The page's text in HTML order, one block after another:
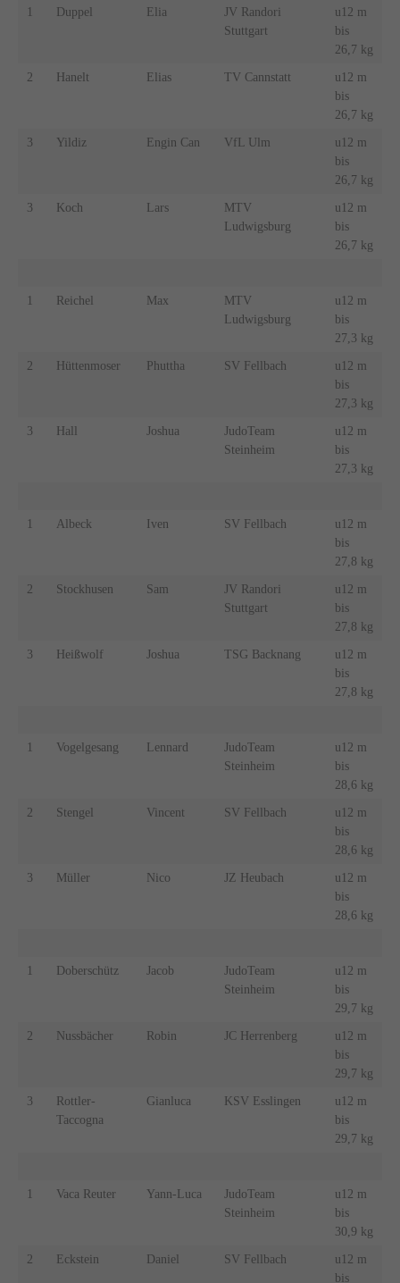
1 Duppel Elia
JV Randori
Stuttgart
u12 m
bis
26,7 kg
2 Hanelt Elias TV Cannstatt
u12 m
bis
26,7 kg
3 Yildiz Engin Can VfL Ulm
u12 m
bis
26,7 kg
3 Koch Lars
MTV
Ludwigsburg
u12 m
bis
26,7 kg
1 Reichel Max
MTV
Ludwigsburg
u12 m
bis
27,3 kg
2 Hüttenmoser Phuttha SV Fellbach
u12 m
bis
27,3 kg
3 Hall Joshua
JudoTeam
Steinheim
u12 m
bis
27,3 kg
1 Albeck Iven SV Fellbach
u12 m
bis
27,8 kg
2 Stockhusen Sam
JV Randori
Stuttgart
u12 m
bis
27,8 kg
3 Heißwolf Joshua TSG Backnang
u12 m
bis
27,8 kg
1 Vogelgesang Lennard
JudoTeam
Steinheim
u12 m
bis
28,6 kg
2 Stengel Vincent SV Fellbach
u12 m
bis
28,6 kg
3 Müller Nico JZ Heubach
u12 m
bis
28,6 kg
1 Doberschütz Jacob
JudoTeam
Steinheim
u12 m
bis
29,7 kg
2 Nussbächer Robin JC Herrenberg
u12 m
bis
29,7 kg
3
Rottler-
Taccogna
Gianluca KSV Esslingen
u12 m
bis
29,7 kg
1 Vaca Reuter Yann-Luca
JudoTeam
Steinheim
u12 m
bis
30,9 kg
2 Eckstein Daniel SV Fellbach
u12 m
bis